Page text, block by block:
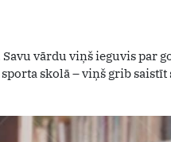
vārdu viņš ieguvis par
skolā – viņš grib